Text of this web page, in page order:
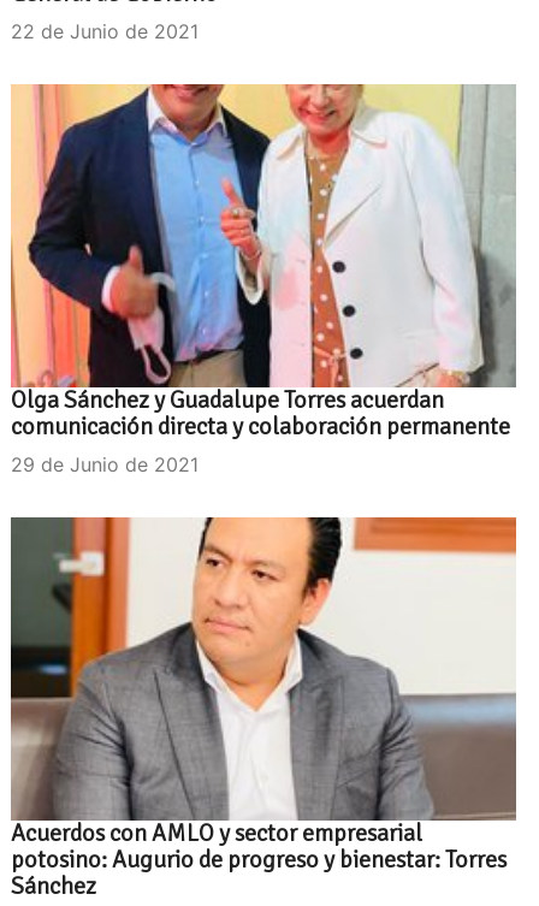
22 de Junio de 2021
Olga Sánchez y Guadalupe Torres acuerdan
comunicación directa y colaboración permanente
29 de Junio de 2021
Acuerdos con AMLO y sector empresarial
potosino: Augurio de progreso y bienestar: Torres
Sánchez